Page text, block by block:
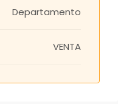
Departamento
VENTA